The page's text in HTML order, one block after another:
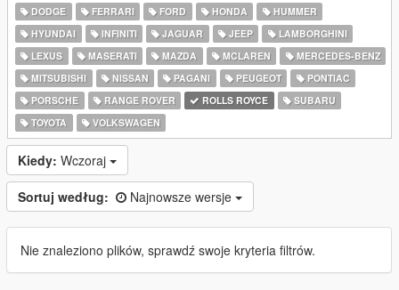
DODGE
FERRARI FORD HONDA
HUMMER
HYUNDAI
INFINITI JAGUAR JEEP
LAMBORGHINI
LEXUS
MASERATI MAZDA MCLAREN
MERCEDES-BENZ
MITSUBISHI
NISSAN PAGANI PEUGEOT
PONTIAC
PORSCHE
RANGE ROVER ROLLS ROYCE
SUBARU
TOYOTA
VOLKSWAGEN
Kiedy: Wczoraj
Sortuj według: Najnowsze wersje
Nie znaleziono plików, sprawdź swoje kryteria filtrów.